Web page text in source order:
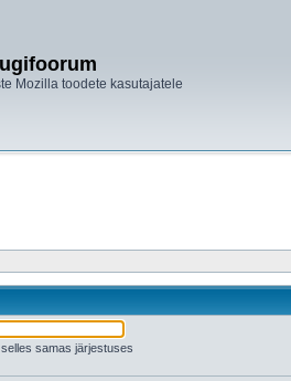
Mozilla toodete kasutajatele
samas järjestuses